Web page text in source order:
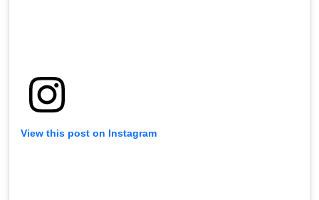
View this post on Instagram